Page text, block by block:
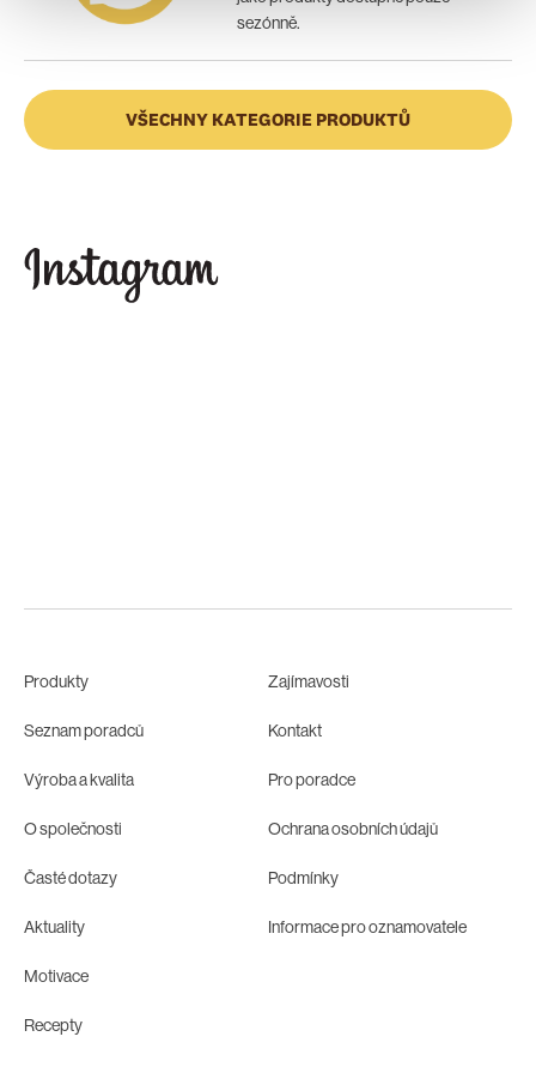
sezónně.
VŠECHNY KATEGORIE PRODUKTŮ
Produkty
Seznam poradců
Výroba a kvalita
O společnosti
Časté dotazy
Aktuality
Motivace
Recepty
Zajímavosti
Kontakt
Pro poradce
Ochrana osobních údajů
Podmínky
Informace pro oznamovatele